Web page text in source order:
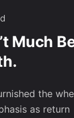
Much
the
as return